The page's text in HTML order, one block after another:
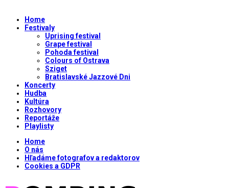
Home
Festivaly
Uprising festival
Grape festival
Pohoda festival
Colours of Ostrava
Sziget
Bratislavské Jazzové Dni
Koncerty
Hudba
Kultúra
Rozhovory
Reportáže
Playlisty
Home
O nás
Hľadáme fotografov a redaktorov
Cookies a GDPR